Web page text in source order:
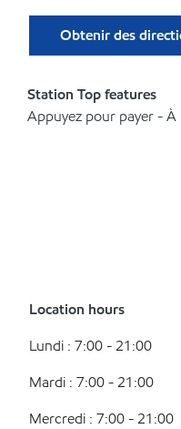
Obtenir des
Station Top features
Appuyez pour payer -
Location hours
Lundi : 7:00 - 21:00
Mardi : 7:00 - 21:00
Mercredi : 7:00 - 21:00